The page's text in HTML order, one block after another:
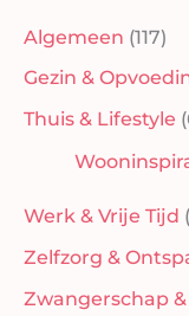
Algemeen (117)
Gezin &
Thuis & Lifestyle
Werk & Vrije Tijd
Zelfzorg &
Zwangerschap